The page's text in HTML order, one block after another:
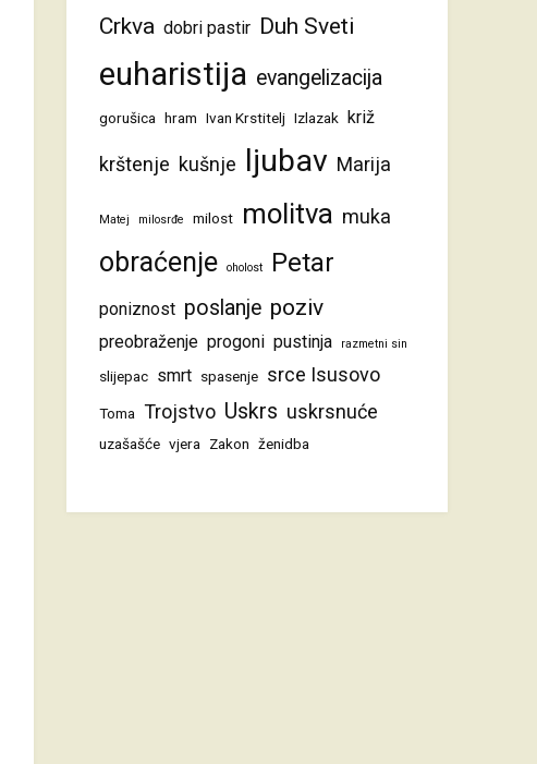
Crkva dobri pastir Duh Sveti
euharistija evangelizacija
gorušica hram Ivan Krstitelj Izlazak križ
krštenje kušnje ljubav Marija
Matej milosrđe milost molitva muka
obraćenje oholost Petar
poniznost poslanje poziv
preobraženje progoni pustinja razmetni sin
slijepac smrt spasenje srce Isusovo
Toma Trojstvo Uskrs uskrsnuće
uzašašće vjera Zakon ženidba